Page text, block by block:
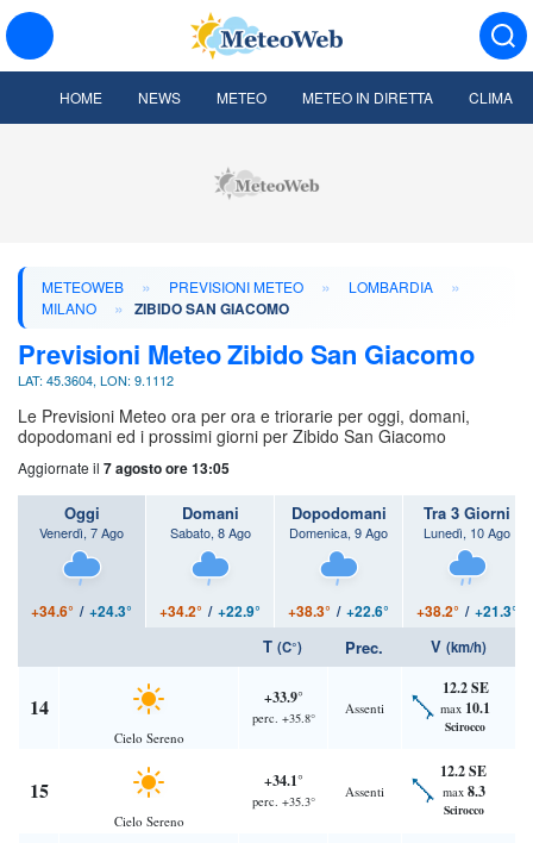
HOME NEWS METEO METEO IN DIRETTA CLIMA
METEOWEB » PREVISIONI METEO » LOMBARDIA »
MILANO » ZIBIDO SAN GIACOMO
Previsioni Meteo Zibido San Giacomo
LAT: 45.3604, LON: 9.1112
Le Previsioni Meteo ora per ora e triorarie per oggi, domani,
dopodomani ed i prossimi giorni per Zibido San Giacomo
Aggiornate il 7 agosto ore 13:05
Oggi
Venerdì, 7 Ago
+34.6° / +24.3°
Domani
Sabato, 8 Ago
+34.2° / +22.9°
Dopodomani
Domenica, 9 Ago
+38.3° / +22.6°
Tra 3 Giorni
Lunedì, 10 Ago
+38.2° / +21.3°
T (C°) Prec. V (km/h)
14
Cielo Sereno
+33.9°
perc. +35.8°
Assenti
12.2 SE
max 10.1
Scirocco
15
Cielo Sereno
+34.1°
perc. +35.3°
Assenti
12.2 SE
max 8.3
Scirocco